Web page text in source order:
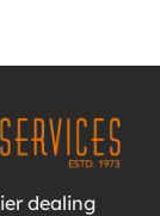
dealing